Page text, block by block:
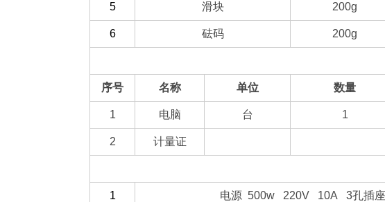
5 滑块 200g
6 砝码 200g
序号 名称 单位 数量
1 电脑 台 1
2 计量证
1 电源 500w 220V 10A 3孔插